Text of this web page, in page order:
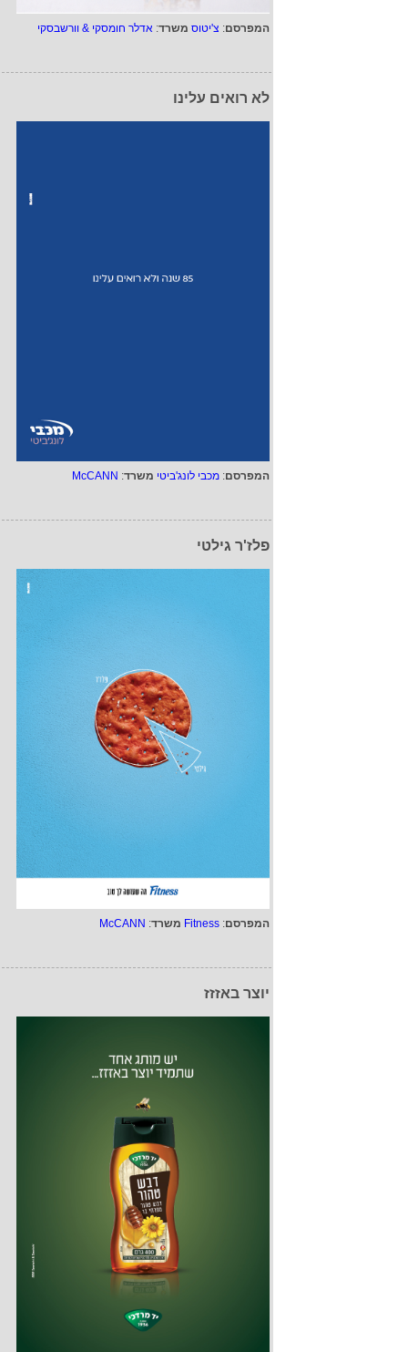
המפרסם: צ'יטוס משרד: אדלר חומסקי & וורשבסקי
לא רואים עלינו
המפרסם: מכבי לונג'ביטי משרד:
McCANN
פלז'ר גילטי
המפרסם:
Fitness משרד:
McCANN
יוצר באזזז